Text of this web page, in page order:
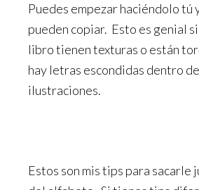
Puedes empezar haciéndolo tú
pueden copiar. Esto es genial
libro tienen texturas o están
hay letras escondidas dentro
ilustraciones.
Estos son mis tips para sacarle